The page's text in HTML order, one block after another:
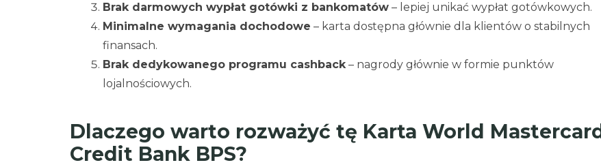
Brak darmowych wypłat gotówki z bankomatów – lepiej unikać wypłat gotówkowych.
Minimalne wymagania dochodowe – karta dostępna głównie dla klientów o stabilnych
finansach.
Brak dedykowanego programu cashback– nagrody głównie w formie punktów
lojalnościowych.
Dlaczego warto rozważyć tę Karta World Mastercard
Credit Bank BPS?